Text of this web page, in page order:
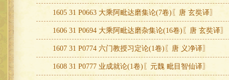
1605 31 P0663 大乘阿毗达磨集论(7卷)〖唐 玄奘译〗
1606 31 P0694 大乘阿毗达磨杂集论(16卷)〖唐 玄奘译〗
1607 31 P0774 六门教授习定论(1卷)〖唐 义净译〗
1608 31 P0777 业成就论(1卷)〖元魏 毗目智仙译〗